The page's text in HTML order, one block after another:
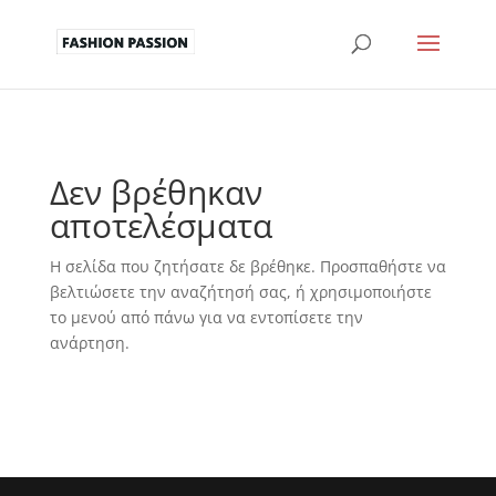
Δεν βρέθηκαν
αποτελέσματα
Η σελίδα που ζητήσατε δε βρέθηκε. Προσπαθήστε να
βελτιώσετε την αναζήτησή σας, ή χρησιμοποιήστε
το μενού από πάνω για να εντοπίσετε την
ανάρτηση.